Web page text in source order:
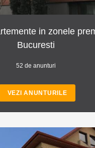
in zonele
Bucuresti
52 de anunturi
VEZI ANUNTURILE